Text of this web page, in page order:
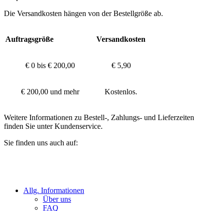
Die Versandkosten hängen von der Bestellgröße ab.
Auftragsgröße Versandkosten
€ 0 bis € 200,00 € 5,90
€ 200,00 und mehr Kostenlos.
Weitere Informationen zu Bestell-, Zahlungs- und Lieferzeiten
finden Sie unter Kundenservice.
Sie finden uns auch auf:
Allg. Informationen
Über uns
FAQ